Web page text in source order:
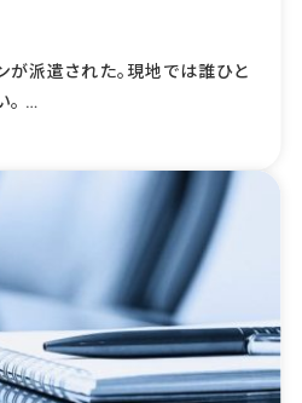
が派遣された。現地では誰ひと
。 …